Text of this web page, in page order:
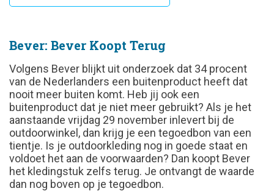
Bever: Bever Koopt Terug
Volgens Bever blijkt uit onderzoek dat 34 procent
van de Nederlanders een buitenproduct heeft dat
nooit meer buiten komt. Heb jij ook een
buitenproduct dat je niet meer gebruikt? Als je het
aanstaande vrijdag 29 november inlevert bij de
outdoorwinkel, dan krijg je een tegoedbon van een
tientje. Is je outdoorkleding nog in goede staat en
voldoet het aan de voorwaarden? Dan koopt Bever
het kledingstuk zelfs terug. Je ontvangt de waarde
dan nog boven op je tegoedbon.